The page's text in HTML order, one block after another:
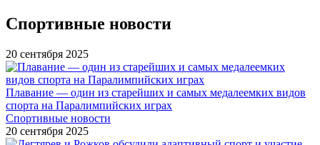
Спортивные новости
20 сентября 2025
Плавание — один из старейших и самых медалеемких видов
спорта на Паралимпийских играх
Спортивные новости
20 сентября 2025